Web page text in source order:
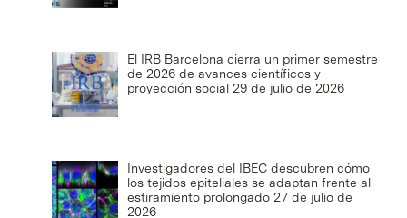
El IRB Barcelona cierra un primer semestre
de 2026 de avances científicos y
proyección social 29 de julio de 2026
Investigadores del IBEC descubren cómo
los tejidos epiteliales se adaptan frente al
estiramiento prolongado 27 de julio de
2026